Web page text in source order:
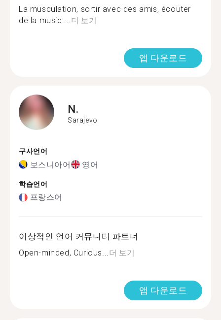
La musculation, sortir avec des amis, écouter
de la music....더 보기
앱 다운로드
N.
Sarajevo
구사언어
보스니아어 영어
학습언어
프랑스어
이상적인 언어 커뮤니티 파트너
Open-minded, Curious...더 보기
앱 다운로드